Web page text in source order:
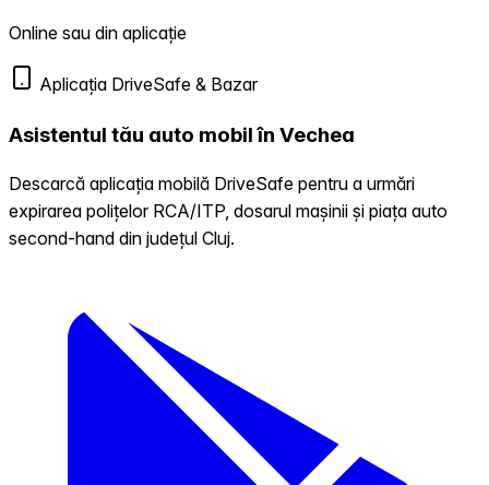
Online sau din aplicație
Aplicația DriveSafe & Bazar
Asistentul tău auto mobil în Vechea
Descarcă aplicația mobilă DriveSafe pentru a urmări
expirarea polițelor RCA/ITP, dosarul mașinii și piața auto
second-hand din județul Cluj.